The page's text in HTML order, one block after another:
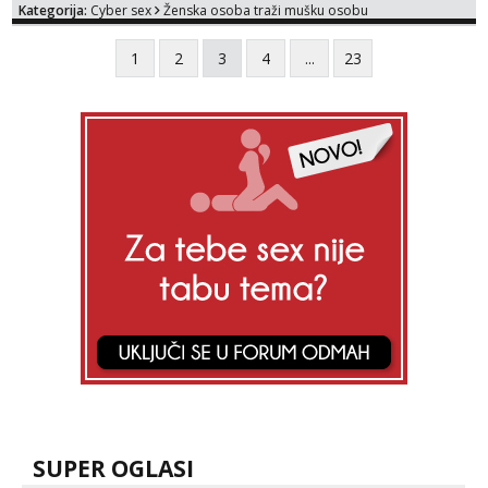
WhatsApp ili Telegram WhatsApp 👉
+385919977166 Telegram 👉
@enafriedrichkis 🤬NE RADIM SASTANKE I
DRUZENJA UZIVO🤬
Kategorija: Cyber sex Ženska osoba traži mušku osobu
1 2 3 4 ... 23
SUPER OGLASI